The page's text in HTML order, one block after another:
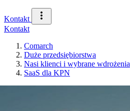
Kontakt
Kontakt
Comarch
Duże przedsiębiorstwa
Nasi klienci i wybrane wdrożenia
SaaS dla KPN